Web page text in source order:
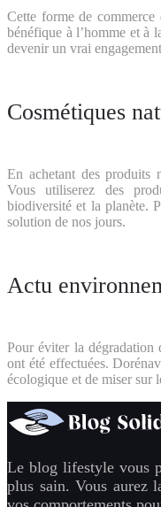
Cette forme de
bénéfique à l’homme et à
devenir un vrai
Cosmétiques
En achetant des produits
Vous utiliserez des
biodiversité et la planète.
solution de nos jours.
Actu
Pour éviter la dégradation
ont été effectuées.
écologique et de miser sur
Le blog lifestyle vous
plus sain. Vous aurez